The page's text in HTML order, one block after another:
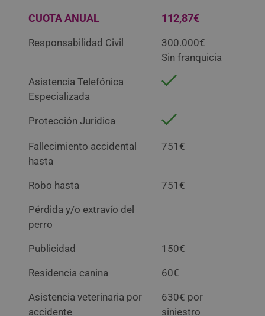
CUOTA ANUAL 112,87€
Responsabilidad Civil
300.000€
Sin franquicia
Asistencia Telefónica
Especializada
Protección Jurídica
Fallecimiento accidental
hasta
751€
Robo hasta 751€
Pérdida y/o extravío del
perro
Publicidad 150€
Residencia canina 60€
Asistencia veterinaria por
accidente
630€ por
siniestro